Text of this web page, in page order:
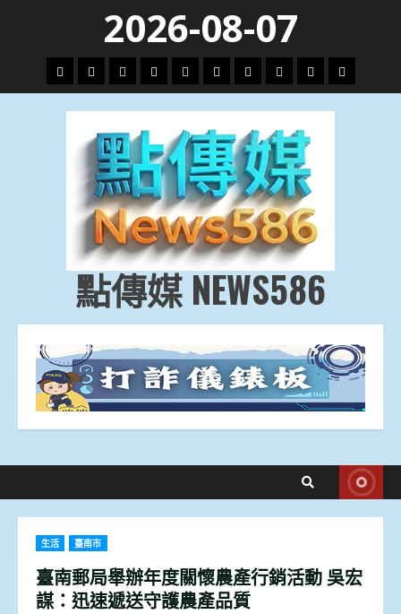
content
2026-08-07
頭
條
財
經
地
方.
會
文
教.
技
專
題
娛
樂
劇
政
治
國
際
運
動
生
活
點傳媒 NEWS586
生活 臺南市
臺南郵局舉辦年度關懷農產行銷活動 吳宏
謀：迅速遞送守護農產品質